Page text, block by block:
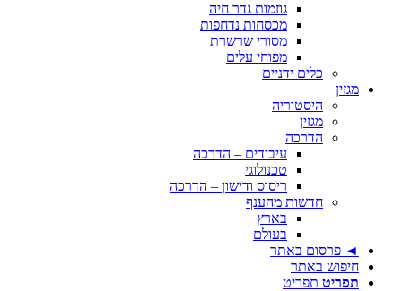
גוזמות גדר חיה
מכסחות נדחפות
מסורי שרשרת
מפוחי עלים
כלים ידניים
מגזין
היסטוריה
מגזין
הדרכה
עיבודים – הדרכה
טכנולוגי
ריסוס ודישון – הדרכה
חדשות מהענף
בארץ
בעולם
◄ פרסום באתר
חיפוש באתר
תפריט תפריט